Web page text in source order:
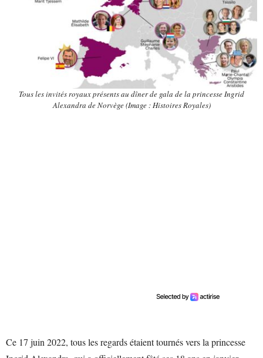
Tous les invités royaux présents au dîner de gala de la princesse Ingrid
Alexandra de Norvège (Image : Histoires Royales)
Ce 17 juin 2022, tous les regards étaient tournés vers la princesse